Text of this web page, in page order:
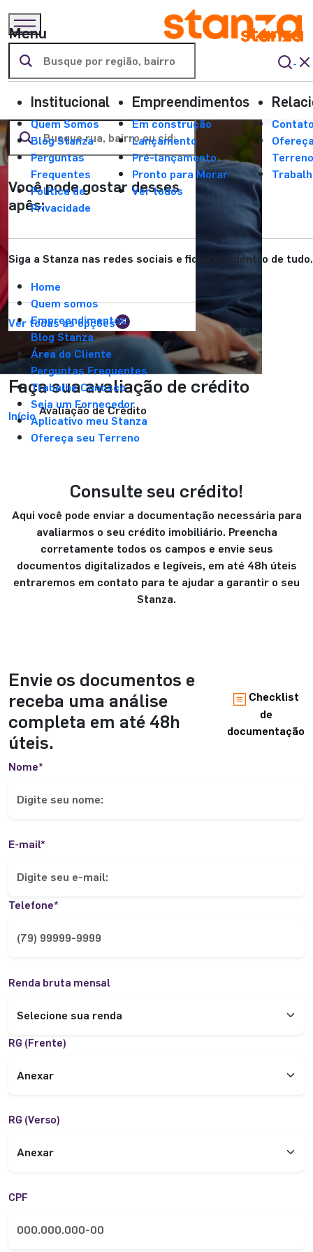
Região sugeridas :
17 de Março Aeroporto
Aruana
Atalaia
Coroa do Meio
Farolândia
Luzia
Ponto Novo
Santa Maria
Bairro da Paz
Piatã
Você pode gostar desses
apês:
Ver todas as opções
Área do cliente
Menu
Institucional
Quem Somos
Blog Stanza
Perguntas
Frequentes
Política de
Privacidade
Empreendimentos
Em construção
Lançamento
Pré-lançamento
Pronto para Morar
Ver todos
Terreno
Siga a Stanza nas redes sociais e fique por dentro de tudo.
Home
Quem somos
Empreendimentos
Blog Stanza
Área do Cliente
Perguntas Frequentes
Trabalhe Conosco
Seja um Fornecedor
Aplicativo meu Stanza
Ofereça seu Terreno
Faça sua avaliação de crédito
Início Avaliação de Crédito
Consulte seu crédito!
Aqui você pode enviar a documentação necessária para
avaliarmos o seu crédito imobiliário. Preencha
corretamente todos os campos e envie seus
documentos digitalizados e legíveis, em até 48h úteis
entraremos em contato para te ajudar a garantir o seu
Stanza.
Envie os documentos e
receba uma análise
completa em até 48h
úteis.
Checklist
de
documentação
Nome*
E-mail*
Telefone*
Renda bruta mensal
RG (Frente)
Anexar
RG (Verso)
Anexar
CPF